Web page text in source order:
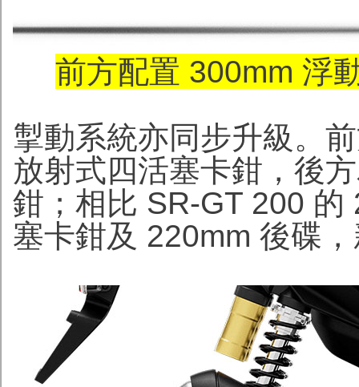
前方配置 300mm 浮
掣動系統亦同步升級。
放射式四活塞卡鉗，後
鉗；相比 SR-GT 200
塞卡鉗及 220mm 後碟